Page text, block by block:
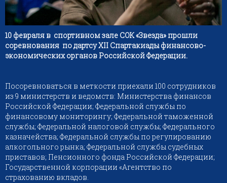
10 февраля в спортивном зале СОК «Звезда» прошли
соревнования по дартсу ХII Спартакиады финансово-
экономических органов Российской Федерации.
Посоревноваться в меткости приехали 100 сотрудников
из 9 министерств и ведомств: Министерства финансов
Российской Федерации; Федеральной службы по
финансовому мониторингу; Федеральной таможенной
службы; Федеральной налоговой службы; Федерального
казначейства; Федеральной службы по регулированию
алкогольного рынка; Федеральной службы судебных
приставов; Пенсионного фонда Российской Федерации;
Государственной корпорации «Агентство по
страхованию вкладов.